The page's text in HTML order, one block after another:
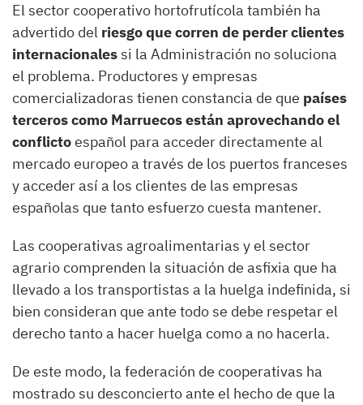
El sector cooperativo hortofrutícola también ha
advertido del riesgo que corren de perder clientes
internacionalessi la Administración no soluciona
el problema. Productores y empresas
comercializadoras tienen constancia de que países
terceros como Marruecos están aprovechando el
conflictoespañol para acceder directamente al
mercado europeo a través de los puertos franceses
y acceder así a los clientes de las empresas
españolas que tanto esfuerzo cuesta mantener.
Las cooperativas agroalimentarias y el sector
agrario comprenden la situación de asfixia que ha
llevado a los transportistas a la huelga indefinida, si
bien consideran que ante todo se debe respetar el
derecho tanto a hacer huelga como a no hacerla.
De este modo, la federación de cooperativas ha
mostrado su desconcierto ante el hecho de que la